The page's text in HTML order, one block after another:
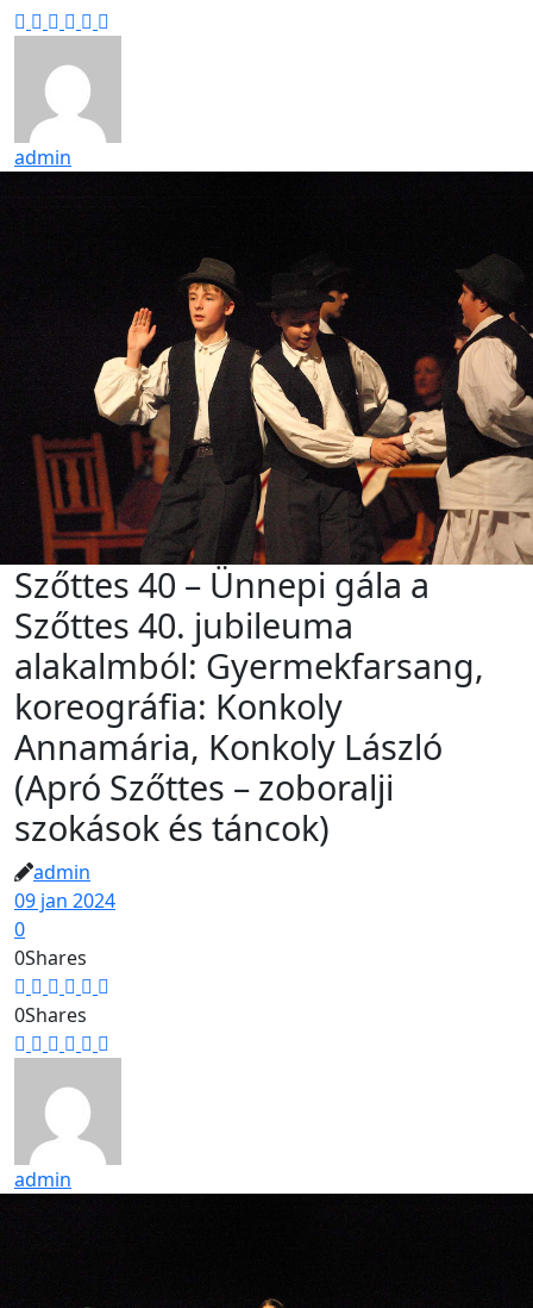
admin
Szőttes 40 – Ünnepi gála a
Szőttes 40. jubileuma
alakalmból: Gyermekfarsang,
koreográfia: Konkoly
Annamária, Konkoly László
(Apró Szőttes – zoboralji
szokások és táncok)
admin
09 jan 2024
0
0Shares
0Shares
admin